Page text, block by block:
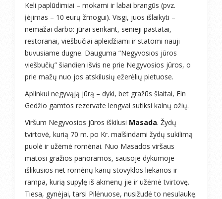
Keli paplūdimiai – mokami ir labai brangūs (pvz.
įėjimas – 10 eurų žmogui). Visgi, juos išlaikyti –
nemažai darbo: jūrai senkant, senieji pastatai,
restoranai, viešbučiai apleidžiami ir statomi nauji
buvusiame dugne. Dauguma “Negyvosios jūros
viešbučių” šiandien išvis ne prie Negyvosios jūros, o
prie mažų nuo jos atskilusių ežerėlių pietuose.
Aplinkui negyvąją jūrą – dyki, bet gražūs šlaitai, Ein
Gedžio gamtos rezervate lengvai sutiksi kalnų ožių.
Viršum Negyvosios jūros iškilusi Masada. Žydų
tvirtovė, kurią 70 m. po Kr. malšindami žydų sukilimą
puolė ir užėmė romėnai. Nuo Masados viršaus
matosi gražios panoramos, sausoje dykumoje
išlikusios net romėnų karių stovyklos liekanos ir
rampa, kurią supylę iš akmenų jie ir užėmė tvirtovę.
Tiesa, gynėjai, tarsi Pilėnuose, nusižudė to nesulaukę.